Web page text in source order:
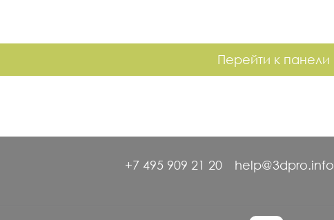
Перейти к панели
+7 495 909 21 20 help@3dpro.info